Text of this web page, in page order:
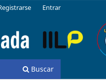
Buscar
Entrar